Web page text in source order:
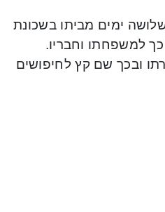
ימים מביתו בשכונת
למשפחתו וחבריו.
ובכך שם קץ לחיפושים